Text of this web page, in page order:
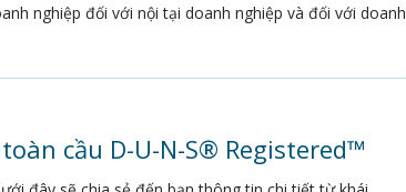
nghiệp đối với nội tại doanh nghiệp và đối với doanh
cầu D-U-N-S® Registered™